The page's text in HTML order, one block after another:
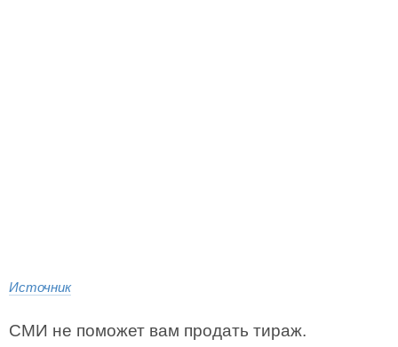
Источник
СМИ не поможет вам продать тираж.